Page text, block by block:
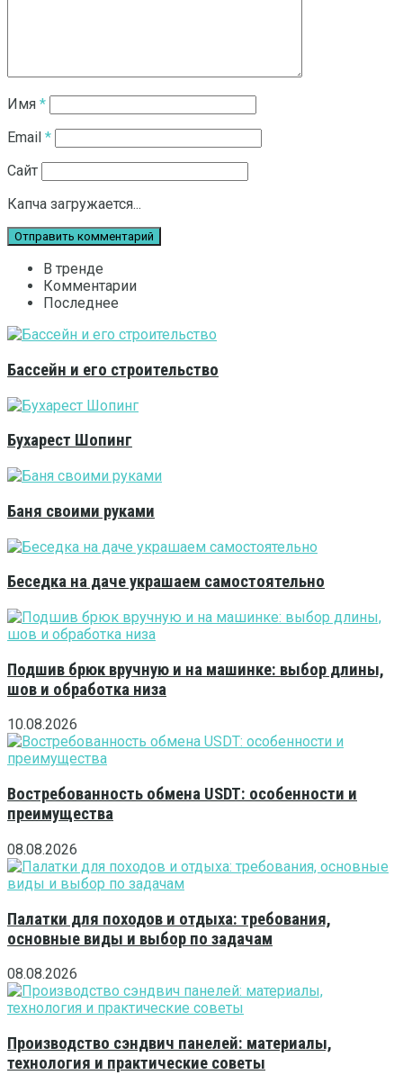
Имя *
Email *
Сайт
Капча загружается...
В тренде
Комментарии
Последнее
Бассейн и его строительство
Бухарест Шопинг
Баня своими руками
Беседка на даче украшаем самостоятельно
Подшив брюк вручную и на машинке: выбор длины,
шов и обработка низа
10.08.2026
Востребованность обмена USDT: особенности и
преимущества
08.08.2026
Палатки для походов и отдыха: требования,
основные виды и выбор по задачам
08.08.2026
Производство сэндвич панелей: материалы,
технология и практические советы